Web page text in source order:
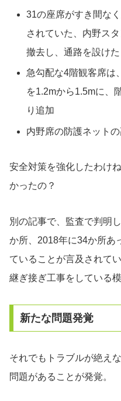
31の座席がすき間な
されていた、内野ス
撤去し、通路を設けた
急勾配な4階観客席は
を1.2mから1.5mに、
り追加
内野席の防護ネット
安全対策を強化したわけ
かったの？
別の記事で、監査で判明
か所、2018年に34か所あ
ていることが言及されて
継ぎ接ぎ工事をしている模
新たな問題発覚
それでもトラブルが絶え
問題があることが発覚。